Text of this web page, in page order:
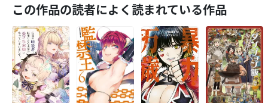
この作品の読者によく読まれている作品